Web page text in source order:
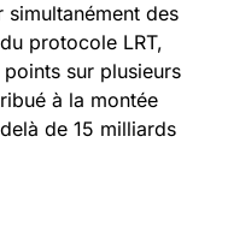
simultanément des
protocole LRT,
sur plusieurs
à la montée
de 15 milliards